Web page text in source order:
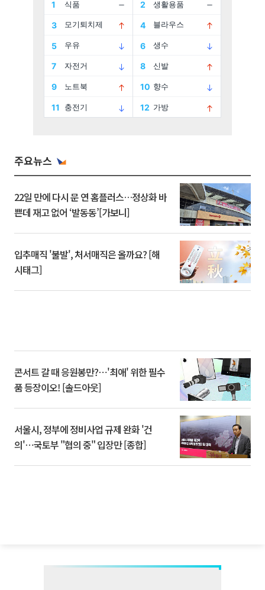
주요뉴스
22일 만에 다시 문 연 홈플러스…정상화 바
쁜데 재고 없어 ‘발동동’[가보니]
입추매직 '불발', 처서매직은 올까요? [해
시태그]
콘서트 갈 때 응원봉만?⋯'최애' 위한 필수
품 등장이오! [솔드아웃]
서울시, 정부에 정비사업 규제 완화 '건
의'⋯국토부 "협의 중" 입장만 [종합]